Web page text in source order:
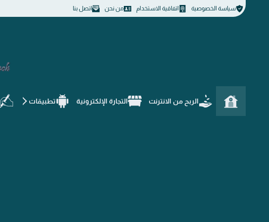
سياسة الخصوصية اتفاقية الاستخدام من نحن اتصل بنا
الربح من الانترنت التجارة الإلكترونية تطبيقات